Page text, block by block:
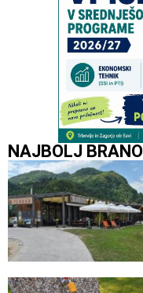
NAJBOLJ BRANO